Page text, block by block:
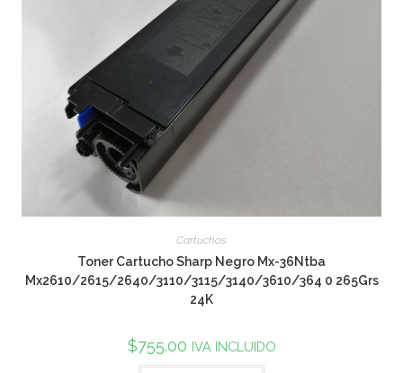
Cartuchos
Toner Cartucho Sharp Negro Mx-36Ntba
Mx2610/2615/2640/3110/3115/3140/3610/364 0 265Grs
24K
$755.00 IVA INCLUIDO